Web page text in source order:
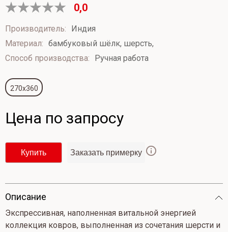
0,0
Оценка
0
5
Производитель:
Индия
Материал: бамбуковый шёлк, шерсть,
Способ производства:
Ручная работа
270x360
Цена по запросу
Купить Заказать примерку
Опиcание
Экспрессивная, наполненная витальной энергией
коллекция ковров, выполненная из сочетания шерсти и